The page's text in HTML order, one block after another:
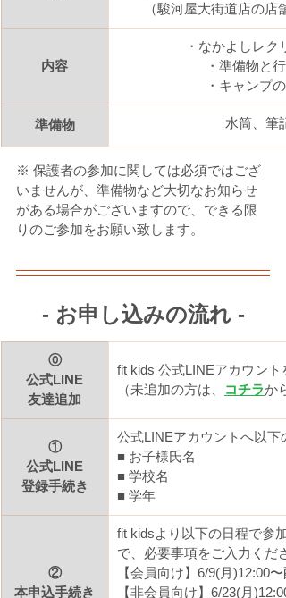
（駿河屋大街道店の店
内容
・なかよしレク
・準備物と
・キャンプ
準備物 水筒、筆
※ 保護者の参加に関しては必須ではござ
いませんが、準備物など大切なお知らせ
がある場合がございますので、できる限
りのご参加をお願い致します。
- お申し込みの流れ -
⓪
公式LINE
友達追加
fit kids 公式LINEアカウン
（未追加の方は、
コチラか
①
公式LINE
登録手続き
公式LINEアカウントへ以
■ お子様氏名
■ 学校名
■ 学年
②
本申込手続き
fit kidsより以下の日程で参
で、必要事項をご入力くだ
【会員向け】6/9(月)12:00〜
【非会員向け】6/23(月